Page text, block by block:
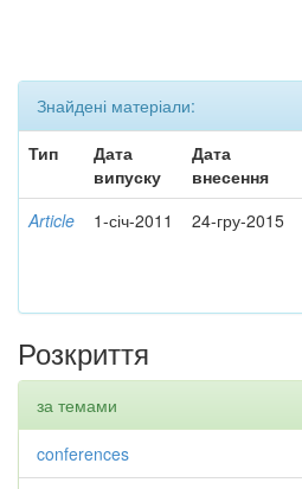
Знайдені матеріали:
Тип
Дата
випуску
Дата
внесення
Article 1-січ-2011 24-гру-2015
Розкриття
за темами
conferences